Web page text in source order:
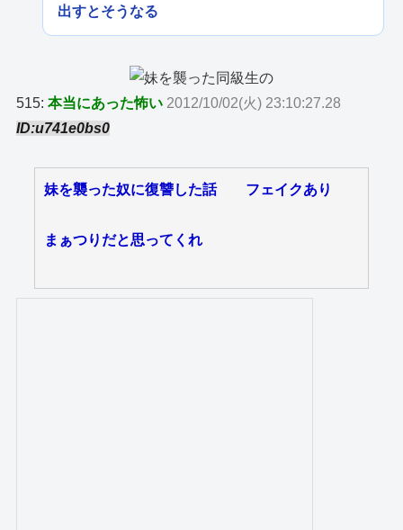
出すとそうなる
515:本当にあった怖い 2012/10/02(火) 23:10:27.28
ID:u741e0bs0
妹を襲った奴に復讐した話 フェイクあり
まぁつりだと思ってくれ